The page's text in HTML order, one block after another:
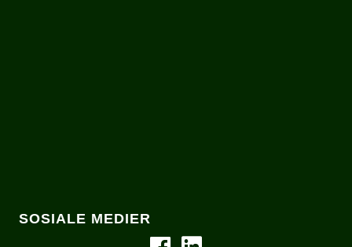
SOSIALE MEDIER